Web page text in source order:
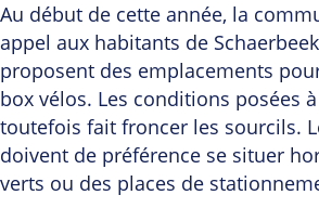
Au début de cette année, la
appel aux habitants de
proposent des emplacements
box vélos. Les conditions posées
toutefois fait froncer les sourcils.
doivent de préférence se situer
verts ou des places de